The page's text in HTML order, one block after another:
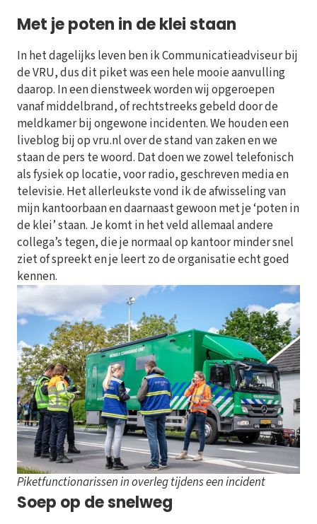
Met je poten in de klei staan
In het dagelijks leven ben ik Communicatieadviseur bij
de VRU, dus dit piket was een hele mooie aanvulling
daarop. In een dienstweek worden wij opgeroepen
vanaf middelbrand, of rechtstreeks gebeld door de
meldkamer bij ongewone incidenten. We houden een
liveblog bij op vru.nl over de stand van zaken en we
staan de pers te woord. Dat doen we zowel telefonisch
als fysiek op locatie, voor radio, geschreven media en
televisie. Het allerleukste vond ik de afwisseling van
mijn kantoorbaan en daarnaast gewoon met je ‘poten in
de klei’ staan. Je komt in het veld allemaal andere
collega’s tegen, die je normaal op kantoor minder snel
ziet of spreekt en je leert zo de organisatie echt goed
kennen.
Piketfunctionarissen in overleg tijdens een incident
Soep op de snelweg